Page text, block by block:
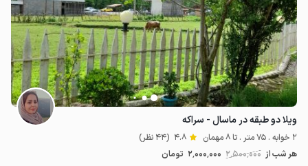
ویلا دو طبقه در ماسال - سراکه
2 خوابه . 75 متر . تا 8 مهمان 4.8 (44 نظر)
هر شب از 2٬500٬000 2٬000٬000 تومان